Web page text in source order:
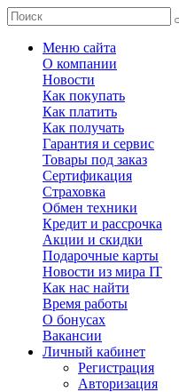
Меню сайта
О компании
Новости
Как покупать
Как платить
Как получать
Гарантия и сервис
Товары под заказ
Сертификация
Страховка
Обмен техники
Кредит и рассрочка
Акции и скидки
Подарочные карты
Новости из мира IT
Как нас найти
Время работы
О бонусах
Вакансии
Личный кабинет
Регистрация
Авторизация